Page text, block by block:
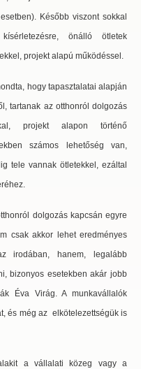
Később viszont sokkal
önálló ötletek
projekt alapú működéssel.
hogy tapasztalatai alapján
tartanak az otthonról dolgozás
projekt alapon történő
számos lehetőség van,
tele vannak ötletekkel, ezáltal
dolgozás kapcsán egyre
csak akkor lehet eredményes
hanem, legalább
bizonyos esetekben akár jobb
Éva Virág. A munkavállalók
és még az elkötelezettségük is
a vállalati közeg vagy a